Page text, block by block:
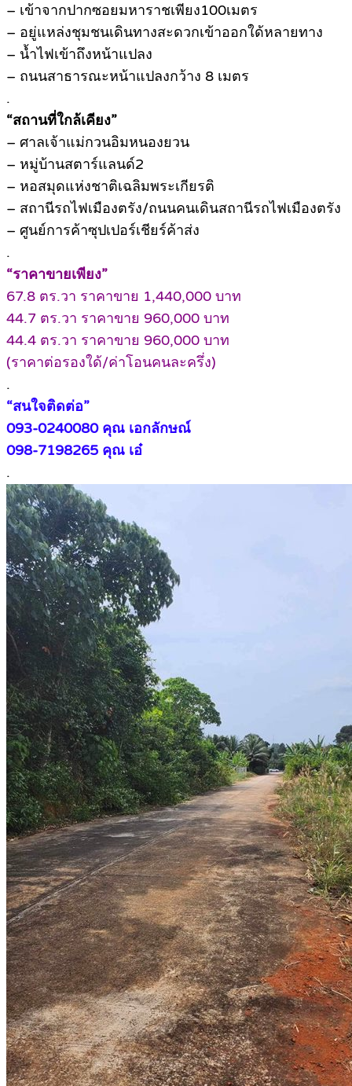
– เข้าจากปากซอยมหาราชเพียง100เมตร
– อยู่แหล่งชุมชนเดินทางสะดวกเข้าออกใด้หลายทาง
– น้ำไฟเข้าถึงหน้าแปลง
– ถนนสาธารณะหน้าแปลงกว้าง 8 เมตร
.
“สถานที่ใกล้เคียง”
– ศาลเจ้าแม่กวนอิมหนองยวน
– หมู่บ้านสตาร์แลนด์2
– หอสมุดแห่งชาติเฉลิมพระเกียรติ
– สถานีรถไฟเมืองตรัง/ถนนคนเดินสถานีรถไฟเมืองตรัง
– ศูนย์การค้าซุปเปอร์เชียร์ค้าส่ง
.
“ราคาขายเพียง”
67.8 ตร.วา ราคาขาย 1,440,000 บาท
44.7 ตร.วา ราคาขาย 960,000 บาท
44.4 ตร.วา ราคาขาย 960,000 บาท
(ราคาต่อรองใด้/ค่าโอนคนละครึ่ง)
.
“สนใจติดต่อ”
093-0240080 คุณ เอกลักษณ์
098-7198265 คุณ เอ๋
.